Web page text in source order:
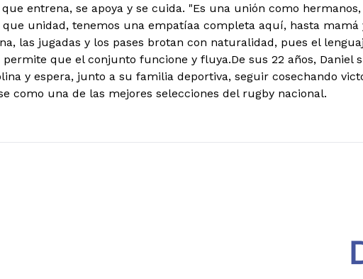
entrena, se apoya y se cuida. "Es una unión como hermanos,
que unidad, tenemos una empatíaa completa aquí, hasta mamá
las jugadas y los pases brotan con naturalidad, pues el
que el conjunto funcione y fluya.De sus 22 años, Daniel
y espera, junto a su familia deportiva, seguir cosechando
como una de las mejores selecciones del rugby nacional.